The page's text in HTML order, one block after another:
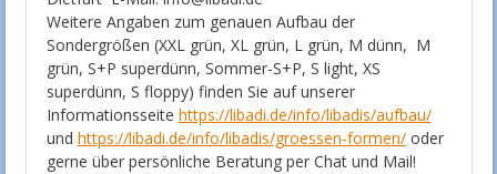
Weitere Angaben zum genauen Aufbau der
Sondergrößen (XXL grün, XL grün, L grün, M dünn, M
grün, S+P superdünn, Sommer-S+P, S light, XS
superdünn, S floppy) finden Sie auf unserer
Informationsseite https://libadi.de/info/libadis/aufbau/
und https://libadi.de/info/libadis/groessen-formen/oder
gerne über persönliche Beratung per Chat und Mail!